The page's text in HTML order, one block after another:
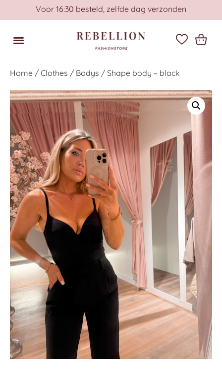
Voor 16:30 besteld, zelfde dag verzonden
Home / Clothes / Bodys / Shape body – black